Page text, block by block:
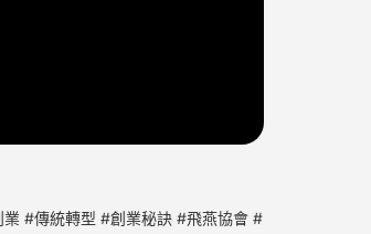
#傳統轉型 #創業秘訣 #飛燕協會 #